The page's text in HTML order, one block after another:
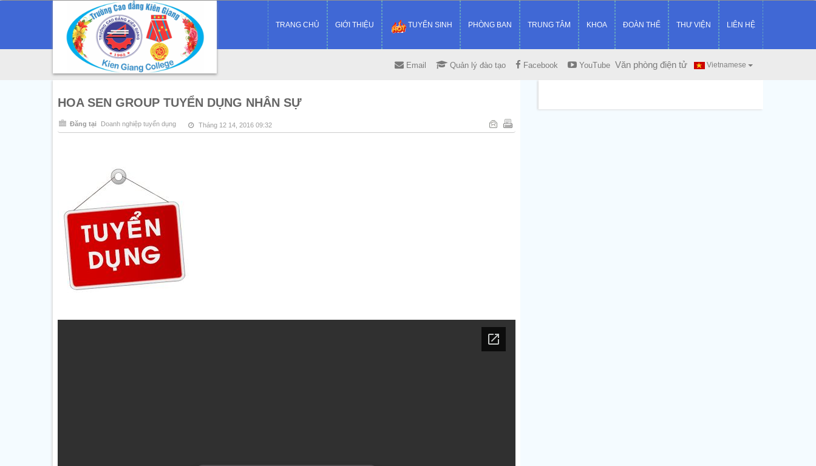
TRANG CHỦ GIỚI THIỆU TUYỂN SINH PHÒNG BAN TRUNG TÂM KHOA ĐOÀN THỂ THƯ VIỆN LIÊN HỆ
Vietnamese
Email Quản lý đào tạo Facebook YouTube Văn phòng điện tử
HOA SEN GROUP TUYỂN DỤNG NHÂN SỰ
Đăng tại Doanh nghiệp tuyển dụng Tháng 12 14, 2016 09:32